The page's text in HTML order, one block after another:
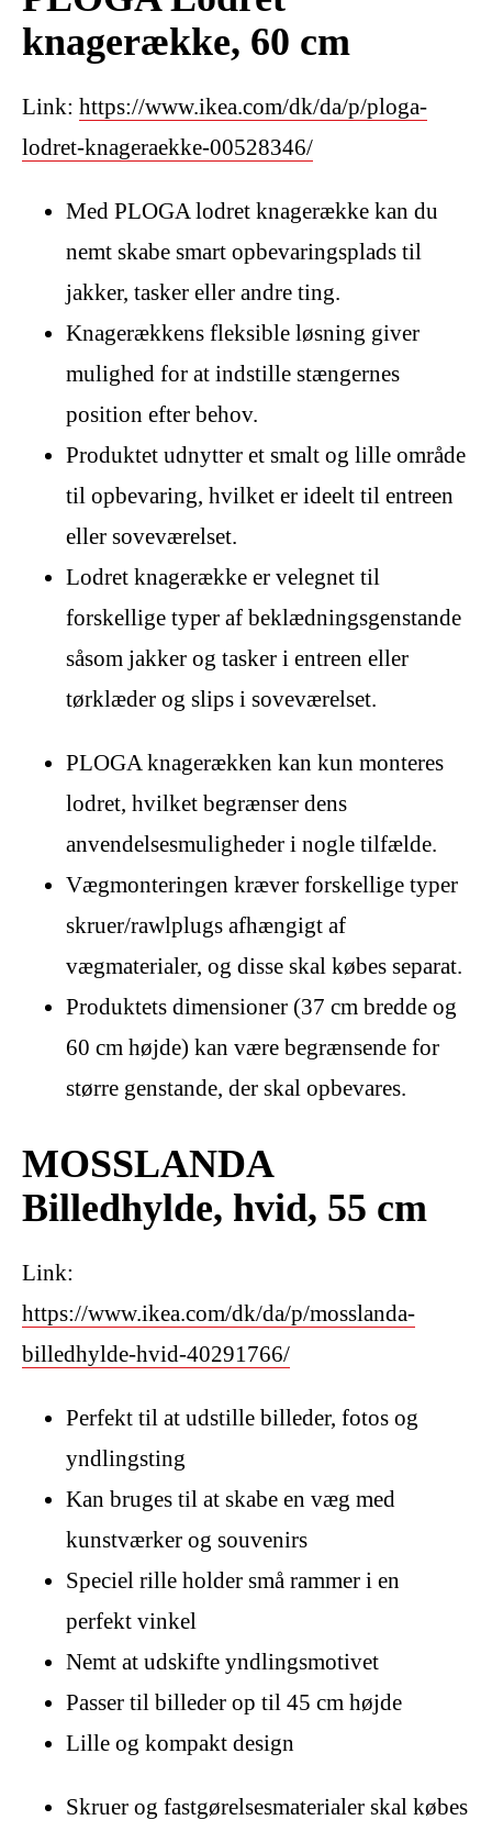
knagerække, 60 cm
Link: https://www.ikea.com/dk/da/p/ploga-
lodret-knageraekke-00528346/
Med PLOGA lodret knagerække kan du
nemt skabe smart opbevaringsplads til
jakker, tasker eller andre ting.
Knagerækkens fleksible løsning giver
mulighed for at indstille stængernes
position efter behov.
Produktet udnytter et smalt og lille område
til opbevaring, hvilket er ideelt til entreen
eller soveværelset.
Lodret knagerække er velegnet til
forskellige typer af beklædningsgenstande
såsom jakker og tasker i entreen eller
tørklæder og slips i soveværelset.
PLOGA knagerækken kan kun monteres
lodret, hvilket begrænser dens
anvendelsesmuligheder i nogle tilfælde.
Vægmonteringen kræver forskellige typer
skruer/rawlplugs afhængigt af
vægmaterialer, og disse skal købes separat.
Produktets dimensioner (37 cm bredde og
60 cm højde) kan være begrænsende for
større genstande, der skal opbevares.
MOSSLANDA
Billedhylde, hvid, 55 cm
Link:
https://www.ikea.com/dk/da/p/mosslanda-
billedhylde-hvid-40291766/
Perfekt til at udstille billeder, fotos og
yndlingsting
Kan bruges til at skabe en væg med
kunstværker og souvenirs
Speciel rille holder små rammer i en
perfekt vinkel
Nemt at udskifte yndlingsmotivet
Passer til billeder op til 45 cm højde
Lille og kompakt design
Skruer og fastgørelsesmaterialer skal købes